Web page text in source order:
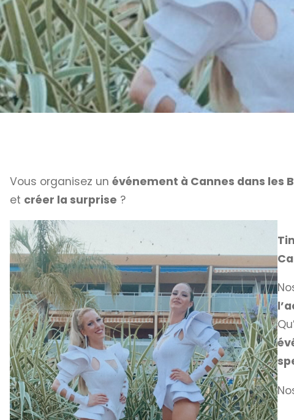
Vous organisez un événement à Cannes dans les
et créer la surprise ?